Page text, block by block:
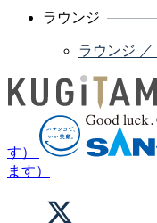
ラウンジ
ラウンジ
す）
ます）